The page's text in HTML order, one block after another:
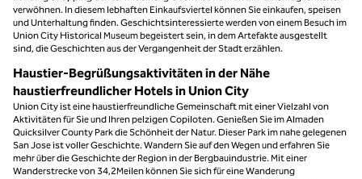
verwöhnen. In diesem lebhaften Einkaufsviertel können Sie einkaufen, speisen
und Unterhaltung finden. Geschichtsinteressierte werden von einem Besuch im
Union City Historical Museum begeistert sein, in dem Artefakte ausgestellt
sind, die Geschichten aus der Vergangenheit der Stadt erzählen.
Haustier-Begrüßungsaktivitäten in der Nähe
haustierfreundlicher Hotels in Union City
Union City ist eine haustierfreundliche Gemeinschaft mit einer Vielzahl von
Aktivitäten für Sie und Ihren pelzigen Copiloten. Genießen Sie im Almaden
Quicksilver County Park die Schönheit der Natur. Dieser Park im nahe gelegenen
San Jose ist voller Geschichte. Wandern Sie auf den Wegen und erfahren Sie
mehr über die Geschichte der Region in der Bergbauindustrie. Mit einer
Wanderstrecke von 34,2Meilen können Sie sich für eine Wanderung